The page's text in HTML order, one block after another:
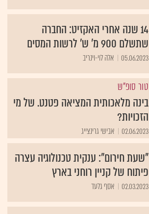
14 שנה אחרי האקזיט: החברה
שתשלם 900 מ' ש' לרשות המסים
05.06.2023 אלה לוי-וינריב
טור סופ"ש
בינה מלאכותית המציאה פטנט. של מי
הזכויות?
02.06.2023 אבישי גרינצייג
"שעת חירום": ענקית טכנולוגיה עצרה
פיתוח של קניין רוחני בארץ
02.03.2023 אסף גלעד